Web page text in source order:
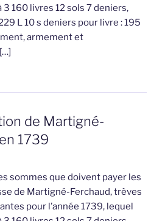
3 160 livres 12 sols 7 deniers,
L 10 s deniers pour livre : 195
armement et
de Martigné-
1739
sommes que doivent payer les
de Martigné-Ferchaud, trèves
pour l’année 1739, lequel